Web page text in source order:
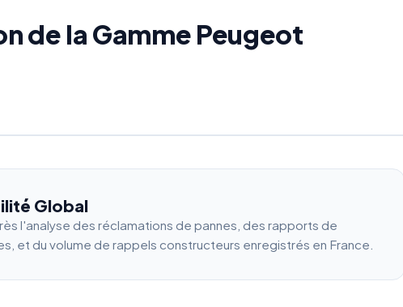
de la Gamme Peugeot
Global
l'analyse des réclamations de pannes, des rapports de
et du volume de rappels constructeurs enregistrés en France.